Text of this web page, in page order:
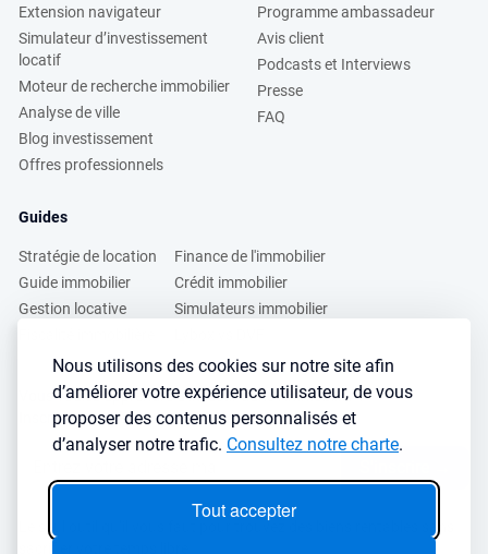
Nous utilisons des cookies sur notre site afin
d’améliorer votre expérience utilisateur, de vous
proposer des contenus personnalisés et
d’analyser notre trafic. Consultez notre charte.
Tout accepter
Extension navigateur
Simulateur d’investissement
locatif
Moteur de recherche immobilier
Analyse de ville
Blog investissement
Offres professionnels
Programme ambassadeur
Avis client
Podcasts et Interviews
Presse
FAQ
Guides
Stratégie de location
Guide immobilier
Gestion locative
Finance de l'immobilier
Crédit immobilier
Simulateurs immobilier
Vous voulez apprendre à investir dans l’immobilier ?
Inscrivez vous à notre newsletter gratuite :